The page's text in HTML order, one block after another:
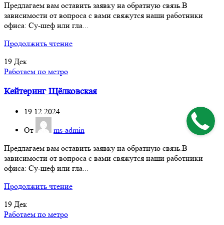
Предлагаем вам оставить заявку на обратную связь.В
зависимости от вопроса с вами свяжутся наши работники
офиса: Су-шеф или гла...
Продолжить чтение
19 Дек
Работаем по метро
Кейтеринг Щёлковская
19.12.2024
От
ms-admin
Предлагаем вам оставить заявку на обратную связь.В
зависимости от вопроса с вами свяжутся наши работники
офиса: Су-шеф или гла...
Продолжить чтение
19 Дек
Работаем по метро